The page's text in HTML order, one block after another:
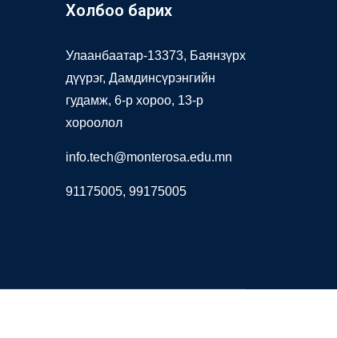
Холбоо барих
Улаанбаатар-13373, Баянзүрх
дүүрэг, Дамдинсүрэнгийн
гудамж, 6-р хороо, 13-р
хороолол
info.tech@monterosa.edu.mn
91175005, 99175005